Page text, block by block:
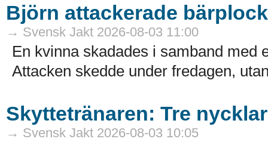
Björn attackerade
→ Svensk Jakt 2026-08-03 11:00
En kvinna skadades i samband med
Attacken skedde under fredagen,
Skyttetränaren: Tre
→ Svensk Jakt 2026-08-03 10:05